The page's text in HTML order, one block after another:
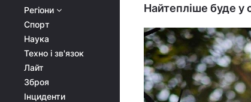
Регіони
Спорт
Наука
Техно і зв'язок
Лайт
Зброя
Інциденти
Найтепліше буде у